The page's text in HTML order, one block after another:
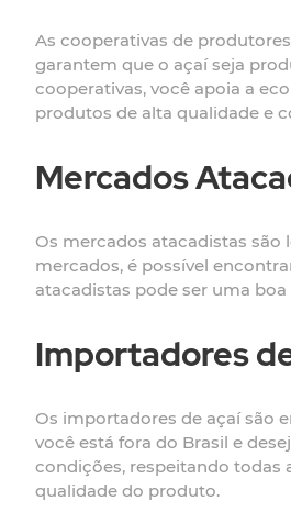
As cooperativas de
garantem que o açaí seja
cooperativas, você apoia a
produtos de alta qualidade e
Mercados
Os mercados atacadistas
mercados, é possível
atacadistas pode ser uma
Importadores
Os importadores de açaí são
você está fora do Brasil e
condições, respeitando todas
qualidade do produto.